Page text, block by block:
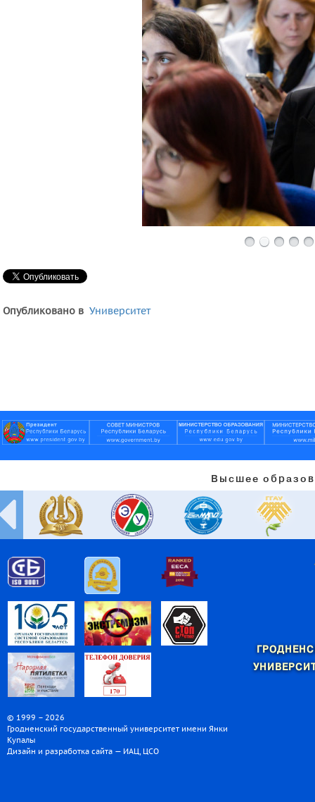
Опубликовано в Университет
Высшее
© 1999 – 2026
Гродненский государственный университет имени Янки
Купалы
Дизайн и разработка сайта — ИАЦ, ЦСО